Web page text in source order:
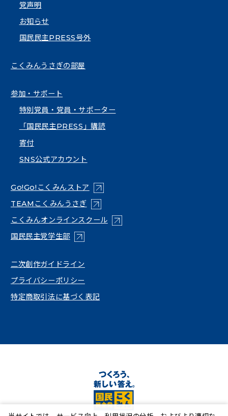
党声明
お知らせ
国民民主PRESS号外
こくみんうさぎの部屋
参加・サポート
特別党員・党員・サポーター
「国民民主PRESS」購読
寄付
SNS公式アカウント
Go!Go!こくみんストア （新しいタブで開く）
TEAMこくみんうさぎ（新しいタブで開く）
こくみんオンラインスクール（新しいタブで開く）
国民民主党学生部（新しいタブで開く）
二次創作ガイドライン
プライバシーポリシー
特定商取引法に基づく表記